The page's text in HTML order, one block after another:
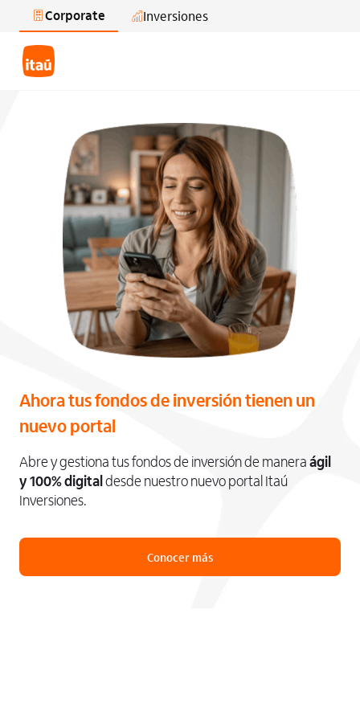
Saltar al contenido principal
Corporate Inversiones
Ahora tus fondos de inversión tienen un
nuevo portal
Abre y gestiona tus fondos de inversión de manera ágil
y 100% digitaldesde nuestro nuevo portal Itaú
Inversiones.
Conocer más